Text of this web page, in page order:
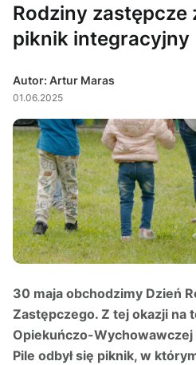
Rodziny zastępcze
piknik integracyjny
Autor: Artur Maras
01.06.2025
30 maja obchodzimy Dzień
Zastępczego. Z tej okazji na
Opiekuńczo-Wychowawczej
Pile odbył się piknik, w